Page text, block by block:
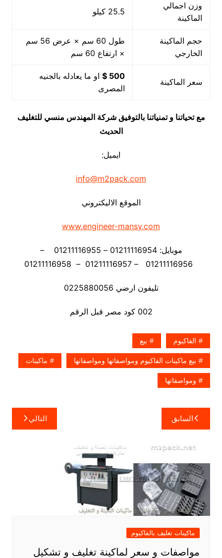
وزن اجمالي
الماكينة
25.5 كيلو
حجم الماكينة
الخارجي
طول 60 سم × عرض 56 سم
× ارتفاع 60 سم
سعر الماكينة
500 $
او ما يعادله بالجنيه
المصرى
مع تحياتنا و تمنياتنا بالتوفيق شركة المهندس منسي للتغليف
الحديث
ايميل:
info@m2pack.com
الموقع الاليكتروني
www.engineer-mansy.com
موبايل: 01211116954 – 01211116955 –
تليفون ارضي 0225880056
002 كود مصر قبل الرقم
الفاكيوم بيع
بيع ماكينات الفاكيوم ومواصفاتها ومواصفاتها ماكينات
ومواصفاتها
تصفّح
المقالات
السابق التالي
ماكينات تغليف بالفاكيوم
مواصفات و سعر لماكينة تغليف و تشكيل